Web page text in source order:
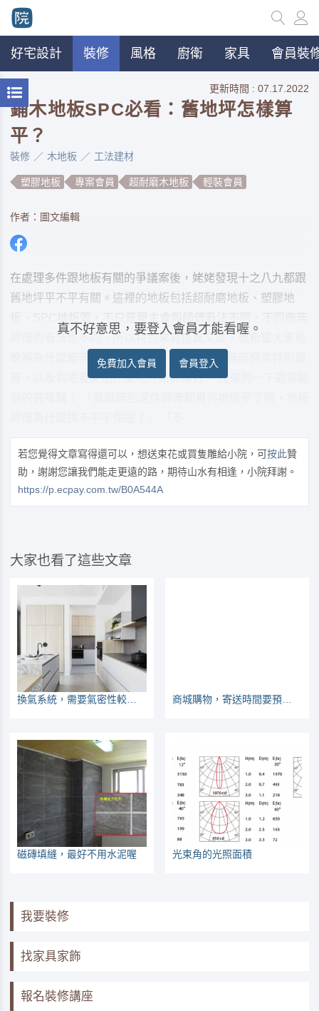
好宅設計 裝修 風格 廚衛 家具 會員裝
更新時間 : 07.17.2022
鋪木地板SPC必看：舊地坪怎樣算
平？
裝修 木地板 工法建材
塑膠地板 專案會員 超耐磨木地板 輕裝會員
作者：圖文編輯
在處理多件跟地板有關的爭議案後，姥姥發現十之八九都跟
舊地坪平不平有關。這裡的地板包括超耐磨地板、塑膠地
師傅的看法也不同，所以特別來寫這篇文章，很希望大家能
瞭解為什麼廠商會有不同看法，又為何地板廠商標準特別嚴
苛，以及到底要交出什麼地坪給師傅好。 先來列一下最常聽
真不好意思，要登入會員才能看喔。
免費加入會員 會員登入
若您覺得文章寫得還可以，想送束花或買隻雕給小院，可按此贊
助，謝謝您讓我們能走更遠的路，期待山水有相逢，小院拜謝。
https://p.ecpay.com.tw/B0A544A
大家也看了這些文章
磁磚填縫，最好不用水泥喔 光束角的光照面積
我要裝修
找家具家飾
報名裝修講座